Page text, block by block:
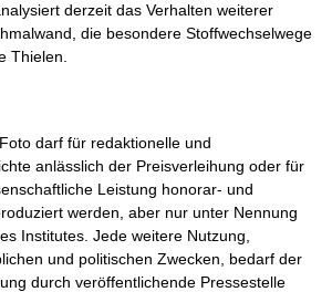
derzeit das Verhalten weiterer
die besondere Stoffwechselwege
Thielen.
darf für redaktionelle und
anlässlich der Preisverleihung oder für
Leistung honorar- und
werden, aber nur unter Nennung
Institutes. Jede weitere Nutzung,
und politischen Zwecken, bedarf der
durch veröffentlichende Pressestelle